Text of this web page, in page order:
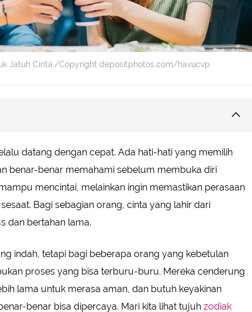
Jatuh Cinta./Copyright depositphotos.com/havucvp
setelah Yakin dengan Masa Depan
Mengizinkan Cinta Masuk
Emosi Sendiri
Mencintai dengan Kebebasan
datang dengan cepat. Ada hati-hati yang memilih
benar-benar memahami sebelum membuka diri
mencintai, melainkan ingin memastikan perasaan
Bagi sebagian orang, cinta yang lahir dari
dan bertahan lama.
indah, tetapi bagi beberapa orang yang kebetulan
proses yang bisa terburu-buru. Mereka cenderung
lama untuk merasa aman, dan butuh keyakinan
benar bisa dipercaya. Mari kita lihat tujuh zodiak